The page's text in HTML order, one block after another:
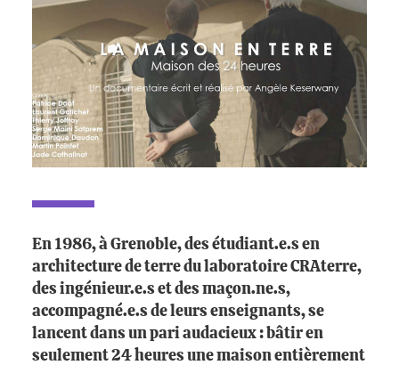
En 1986, à Grenoble, des étudiant.e.s en
architecture de terre du laboratoire CRAterre,
des ingénieur.e.s et des maçon.ne.s,
accompagné.e.s de leurs enseignants, se
lancent dans un pari audacieux : bâtir en
seulement 24 heures une maison entièrement